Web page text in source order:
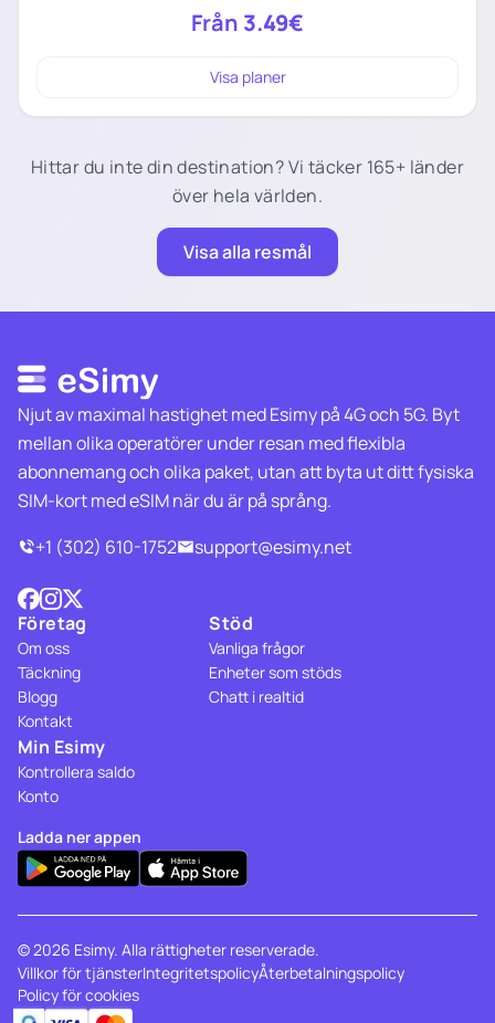
Från 3.49€
Visa planer
Hittar du inte din destination? Vi täcker 165+ länder
över hela världen.
Visa alla resmål
Njut av maximal hastighet med Esimy på 4G och 5G. Byt
mellan olika operatörer under resan med flexibla
abonnemang och olika paket, utan att byta ut ditt fysiska
SIM-kort med eSIM när du är på språng.
+1 (302) 610-1752
support@esimy.net
Företag
Om oss
Täckning
Blogg
Kontakt
Stöd
Vanliga frågor
Enheter som stöds
Chatt i realtid
Min Esimy
Kontrollera saldo
Konto
Ladda ner appen
© 2026 Esimy. Alla rättigheter reserverade.
Villkor för tjänsterIntegritetspolicyÅterbetalningspolicy
Policy för cookies